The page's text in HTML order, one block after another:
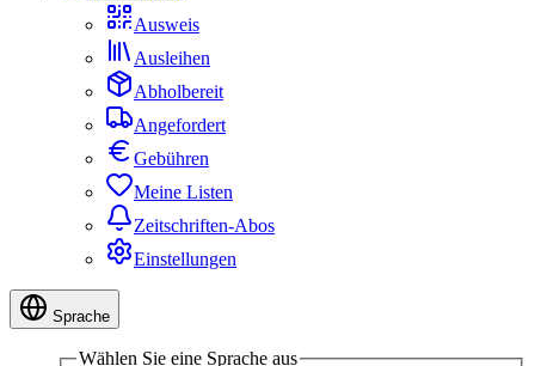
Ausweis
Ausleihen
Abholbereit
Angefordert
Gebühren
Meine Listen
Zeitschriften-Abos
Einstellungen
Sprache
Wählen Sie eine Sprache aus